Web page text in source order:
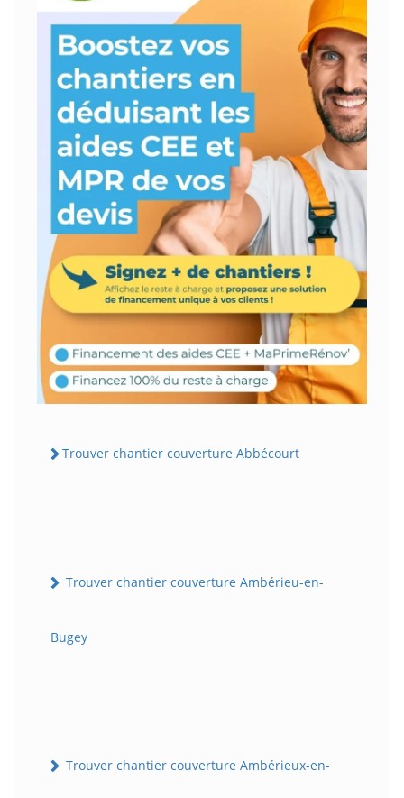
Trouver chantier couverture Abbécourt
Trouver chantier couverture Ambérieu-en-
Bugey
Trouver chantier couverture Ambérieux-en-